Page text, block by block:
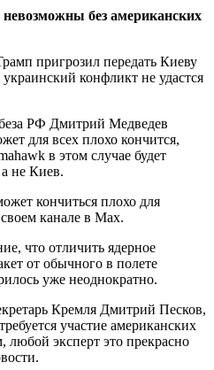
без американских
пригрозил передать Киеву
конфликт не удастся
РФ Дмитрий Медведев
для всех плохо кончится,
в этом случае будет
не Киев.
кончиться плохо для
канале в Max.
что отличить ядерное
от обычного в полете
уже неоднократно.
Кремля Дмитрий Песков,
участие американских
любой эксперт это прекрасно